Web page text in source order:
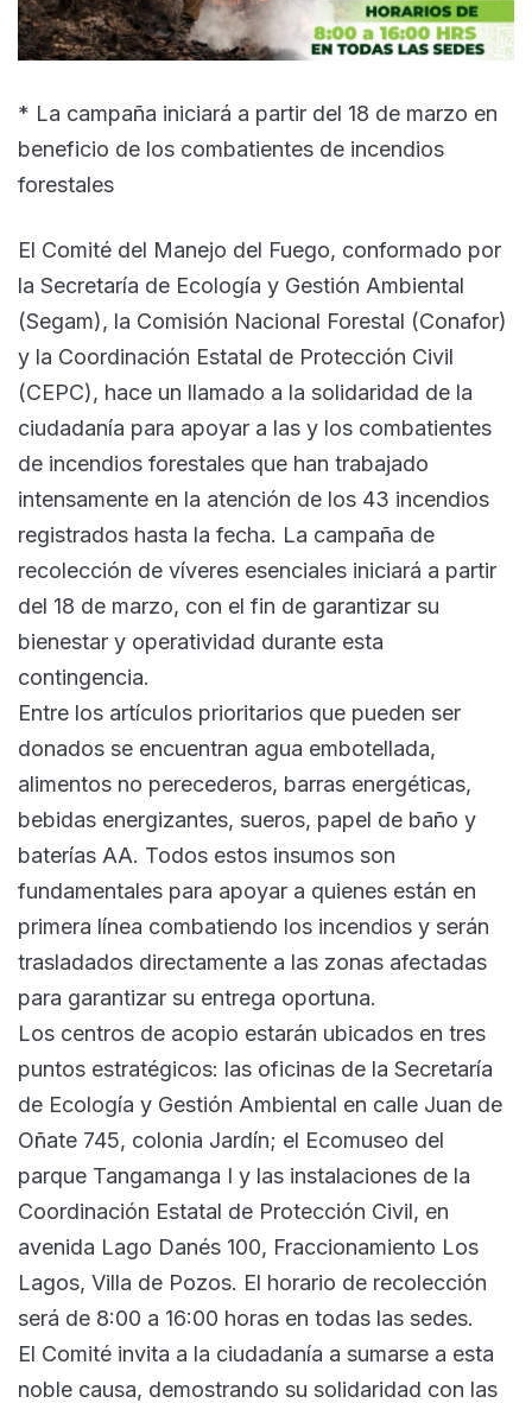
* La campaña iniciará a partir del 18 de marzo en
beneficio de los combatientes de incendios
forestales
El Comité del Manejo del Fuego, conformado por
la Secretaría de Ecología y Gestión Ambiental
(Segam), la Comisión Nacional Forestal (Conafor)
y la Coordinación Estatal de Protección Civil
(CEPC), hace un llamado a la solidaridad de la
ciudadanía para apoyar a las y los combatientes
de incendios forestales que han trabajado
intensamente en la atención de los 43 incendios
registrados hasta la fecha. La campaña de
recolección de víveres esenciales iniciará a partir
del 18 de marzo, con el fin de garantizar su
bienestar y operatividad durante esta
contingencia.
Entre los artículos prioritarios que pueden ser
donados se encuentran agua embotellada,
alimentos no perecederos, barras energéticas,
bebidas energizantes, sueros, papel de baño y
baterías AA. Todos estos insumos son
fundamentales para apoyar a quienes están en
primera línea combatiendo los incendios y serán
trasladados directamente a las zonas afectadas
para garantizar su entrega oportuna.
Los centros de acopio estarán ubicados en tres
puntos estratégicos: las oficinas de la Secretaría
de Ecología y Gestión Ambiental en calle Juan de
Oñate 745, colonia Jardín; el Ecomuseo del
parque Tangamanga I y las instalaciones de la
Coordinación Estatal de Protección Civil, en
avenida Lago Danés 100, Fraccionamiento Los
Lagos, Villa de Pozos. El horario de recolección
será de 8:00 a 16:00 horas en todas las sedes.
El Comité invita a la ciudadanía a sumarse a esta
noble causa, demostrando su solidaridad con las